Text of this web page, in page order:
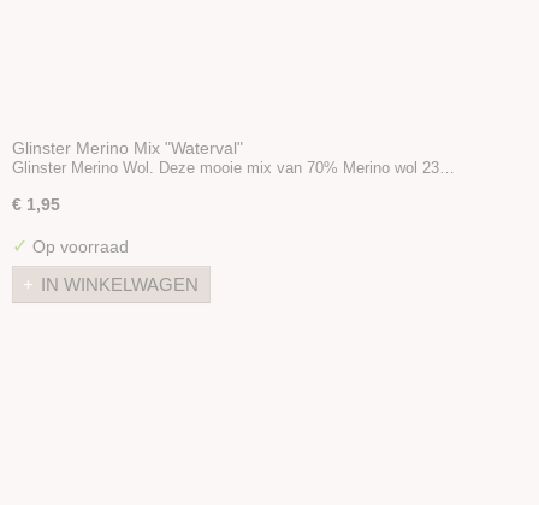
Glinster Merino Mix "Waterval"
Glinster Merino Wol. Deze mooie mix van 70% Merino wol 23…
€ 1,95
✓ Op voorraad
IN WINKELWAGEN